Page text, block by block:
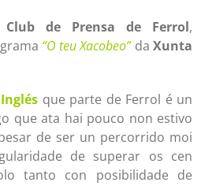
Club de Prensa de Ferrol,
“O teu Xacobeo”da Xunta
que parte de Ferrol é un
que ata hai pouco non estivo
de ser un percorrido moi
de superar os cen
tanto con posibilidade de